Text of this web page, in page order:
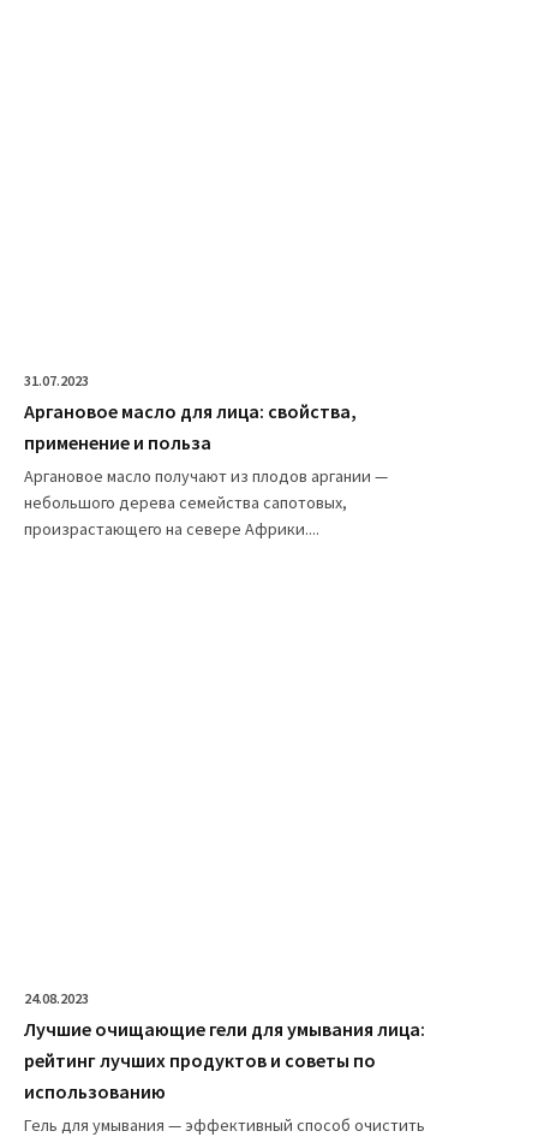
31.07.2023
Аргановое масло для лица: свойства,
применение и польза
Аргановое масло получают из плодов аргании —
небольшого дерева семейства сапотовых,
произрастающего на севере Африки....
24.08.2023
Лучшие очищающие гели для умывания лица:
рейтинг лучших продуктов и советы по
использованию
Гель для умывания — эффективный способ очистить